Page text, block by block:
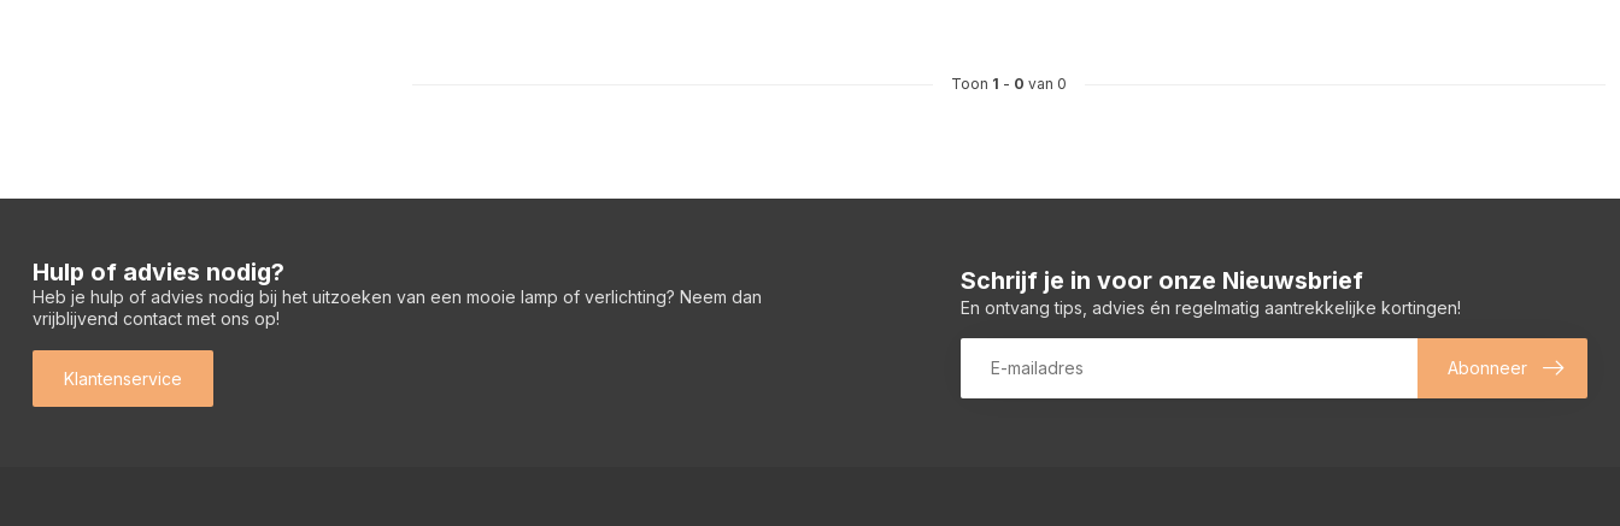
Toon 1 - 0 van 0
Hulp of advies nodig?
Heb je hulp of advies nodig bij het uitzoeken van een mooie lamp of verlichting? Neem dan
vrijblijvend contact met ons op!
Klantenservice
Schrijf je in voor onze Nieuwsbrief
En ontvang tips, advies én regelmatig aantrekkelijke kortingen!
Abonneer